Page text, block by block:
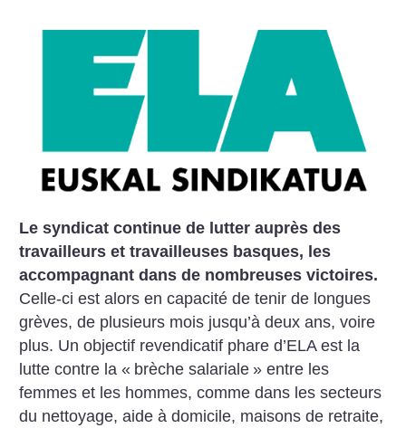
Le syndicat continue de lutter auprès des
travailleurs et travailleuses basques, les
accompagnant dans de nombreuses victoires.
Celle-ci est alors en capacité de tenir de longues
grèves, de plusieurs mois jusqu’à deux ans, voire
plus. Un objectif revendicatif phare d’ELA est la
lutte contre la « brèche salariale » entre les
femmes et les hommes, comme dans les secteurs
du nettoyage, aide à domicile, maisons de retraite,